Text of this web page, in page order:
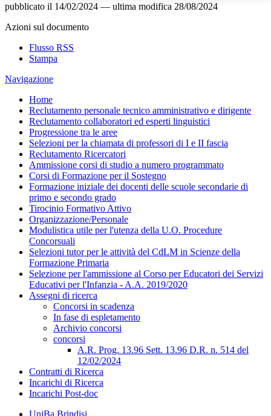
pubblicato il 14/02/2024 — ultima modifica 28/08/2024
Azioni sul documento
Flusso RSS
Stampa
Navigazione
Home
Reclutamento personale tecnico amministrativo e dirigente
Reclutamento collaboratori ed esperti linguistici
Progressione tra le aree
Selezioni per la chiamata di professori di I e II fascia
Reclutamento Ricercatori
Ammissione corsi di studio a numero programmato
Corsi di Formazione per il Sostegno
Formazione iniziale dei docenti delle scuole secondarie di
primo e secondo grado
Tirocinio Formativo Attivo
Organizzazione/Personale
Modulistica utile per l'utenza della U.O. Procedure
Concorsuali
Selezioni tutor per le attività del CdLM in Scienze della
Formazione Primaria
Selezione per l'ammissione al Corso per Educatori dei Servizi
Educativi per l'Infanzia - A.A. 2019/2020
Assegni di ricerca
Concorsi in scadenza
In fase di espletamento
Archivio concorsi
concorsi
A.R. Prog. 13.96 Sett. 13.96 D.R. n. 514 del
12/02/2024
Contratti di Ricerca
Incarichi di Ricerca
Incarichi Post-doc
UniBa Brindisi